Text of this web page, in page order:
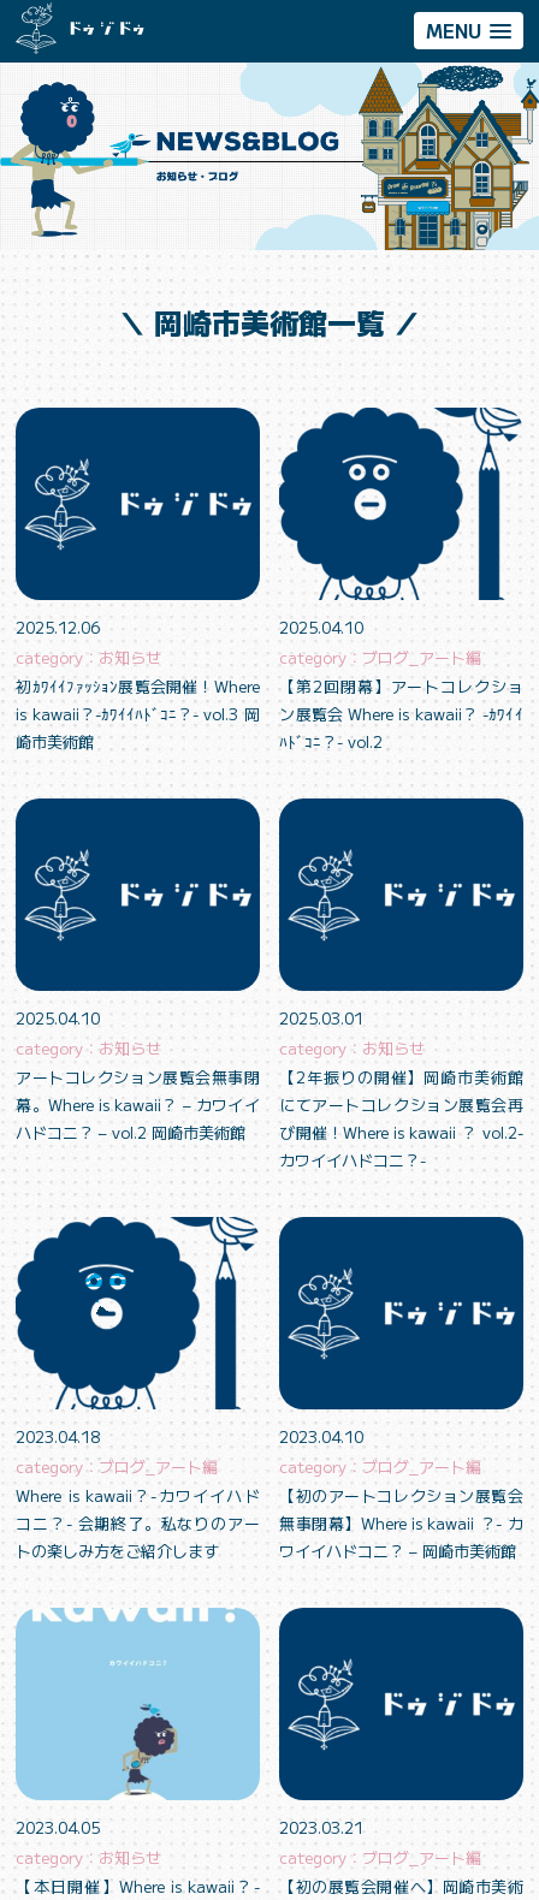
MENU
＼ 岡崎市美術館一覧 ／
2025.12.06
category：お知らせ
初ｶﾜｲｲﾌｧｯｼｮﾝ展覧会開催！Where
is kawaii？-ｶﾜｲｲﾊﾄﾞｺﾆ？- vol.3 岡
崎市美術館
2025.04.10
category：ブログ_アート編
【第2回閉幕】アートコレクショ
ン展覧会 Where is kawaii？ -ｶﾜｲｲ
ﾊﾄﾞｺﾆ？- vol.2
2025.04.10
category：お知らせ
アートコレクション展覧会無事閉
幕。Where is kawaii？ – カワイイ
ハドコニ？ – vol.2 岡崎市美術館
2025.03.01
category：お知らせ
【2年振りの開催】岡崎市美術館
にてアートコレクション展覧会再
び開催！Where is kawaii ？ vol.2-
カワイイハドコニ？-
2023.04.18
category：ブログ_アート編
Where is kawaii？-カワイイハド
コニ？- 会期終了。私なりのアー
トの楽しみ方をご紹介します
2023.04.10
category：ブログ_アート編
【初のアートコレクション展覧会
無事閉幕】Where is kawaii ？- カ
ワイイハドコニ？ – 岡崎市美術館
2023.04.05
category：お知らせ
【本日開催】Where is kawaii？-
2023.03.21
category：ブログ_アート編
【初の展覧会開催へ】岡崎市美術